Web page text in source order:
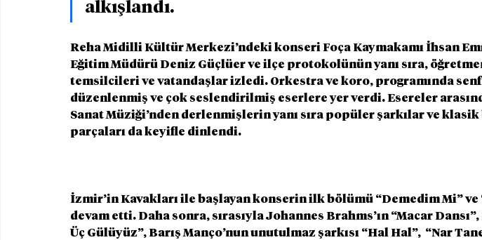
alkışlandı.
Reha Midilli Kültür Merkezi’ndeki konseri Foça Kaymakamı İhsan
Eğitim Müdürü Deniz Güçlüer ve ilçe protokolünün yanı sıra,
temsilcileri ve vatandaşlar izledi. Orkestra ve koro, programında
düzenlenmiş ve çok seslendirilmiş eserlere yer verdi. Esereler
Sanat Müziği’nden derlenmişlerin yanı sıra popüler şarkılar ve klasik
parçaları da keyifle dinlendi.
İzmir’in Kavakları ile başlayan konserin ilk bölümü “Demedim Mi” ve
devam etti. Daha sonra, sırasıyla Johannes Brahms’ın “Macar Dansı”,
Üç Gülüyüz”, Barış Manço’nun unutulmaz şarkısı “Hal Hal”,  “Nar